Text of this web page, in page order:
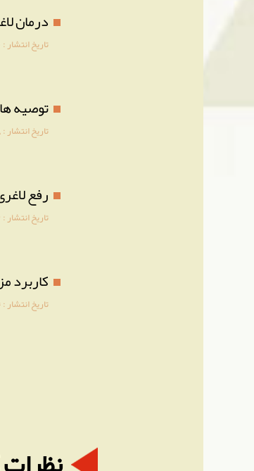
درمان
تاریخ انتشار :
توصیه
تاریخ انتشار :
رفع
تاریخ انتشار :
کاربرد
تاریخ انتشار :